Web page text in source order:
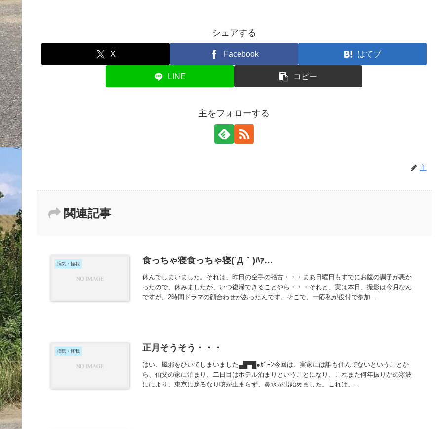
シェアする
X Facebook はてブ
LINE コピー
主をフォローする
主
関連記事
病気・怪我 食っちゃ寝食っちゃ寝(´Д｀)ﾊｧ…
休んでしまいました。それは、昨日の空手の稽古・・・まあ日曜日もすでにお腹の調子が悪か
ったので、休みましたが、いつ復帰できることやら・・・それと、実は本日、撮影は今月なん
ですが、2時間ドラマの顔合わせがあったんです。そこで、一応私が役付で参加...
病気・怪我 正月そうそう・・・
はい、風邪をひいてしまいました▄█▀█●ｶﾞｰﾝ今回は、実家には誰も住んでないということか
ら、伯父の家に泊まり、二日目はホテル泊まりということになり、これまた何年振りかの寒波
ににより、東京に戻るなり咳が止まらず、鼻水が出始めました。これは、...